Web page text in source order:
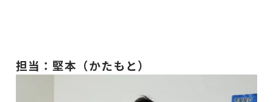
担当：堅本（かたもと）